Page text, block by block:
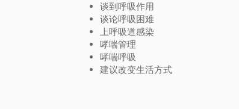
谈到呼吸作用
谈论呼吸困难
上呼吸道感染
哮喘管理
哮喘呼吸
建议改变生活方式